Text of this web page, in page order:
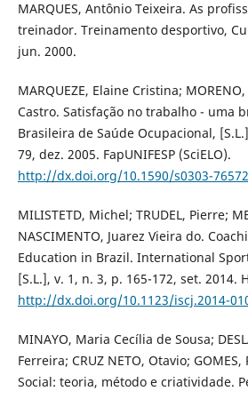
MARQUES, Antônio Teixeira. As
treinador. Treinamento desportivo,
jun. 2000.
MARQUEZE, Elaine Cristina;
Castro. Satisfação no trabalho - uma
Brasileira de Saúde Ocupacional,
79, dez. 2005. FapUNIFESP (SciELO).
http://dx.doi.org/10.1590/s0303-
MILISTETD, Michel; TRUDEL, Pierre;
NASCIMENTO, Juarez Vieira do.
Education in Brazil. International
[S.L.], v. 1, n. 3, p. 165-172, set. 2014.
http://dx.doi.org/10.1123/iscj.2014-
MINAYO, Maria Cecília de Sousa;
Ferreira; CRUZ NETO, Otavio;
Social: teoria, método e criatividade.